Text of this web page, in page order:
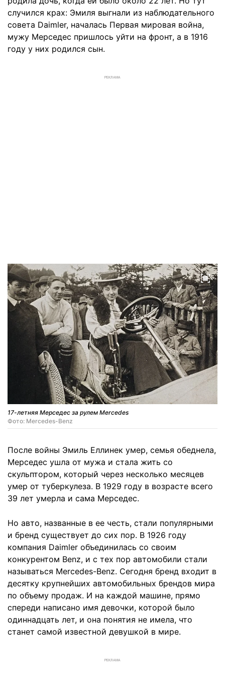
случился крах: Эмиля выгнали из наблюдательного
совета Daimler, началась Первая мировая война,
мужу Мерседес пришлось уйти на фронт, а в 1916
году у них родился сын.
РЕКЛАМА
17-летняя Мерседес за рулем Mercedes
Фото: Mercedes-Benz
После войны Эмиль Еллинек умер, семья обеднела,
Мерседес ушла от мужа и стала жить со
скульптором, который через несколько месяцев
умер от туберкулеза. В 1929 году в возрасте всего
39 лет умерла и сама Мерседес.
Но авто, названные в ее честь, стали популярными
и бренд существует до сих пор. В 1926 году
компания Daimler объединилась со своим
конкурентом Benz, и с тех пор автомобили стали
называться Mercedes-Benz. Сегодня бренд входит в
десятку крупнейших автомобильных брендов мира
по объему продаж. И на каждой машине, прямо
спереди написано имя девочки, которой было
одиннадцать лет, и она понятия не имела, что
станет самой известной девушкой в мире.
РЕКЛАМА